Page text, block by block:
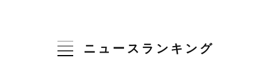
ニュースランキング